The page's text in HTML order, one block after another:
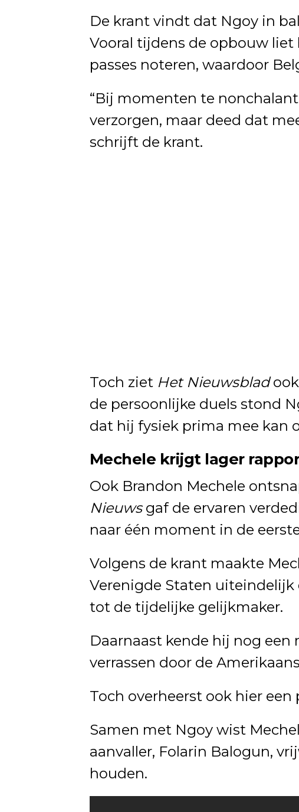
De krant vindt dat Ngoy in
Vooral tijdens de opbouw
passes noteren, waardoor
“Bij momenten te
verzorgen, maar deed dat
schrijft de krant.
Toch ziet Het Nieuwsbladook
de persoonlijke duels stond
dat hij fysiek prima mee kan
Mechele krijgt lager
Ook Brandon Mechele
Nieuwsgaf de ervaren
naar één moment in de
Volgens de krant maakte
Verenigde Staten
tot de tijdelijke gelijkmaker.
Daarnaast kende hij nog
verrassen door de
Toch overheerst ook hier een
Samen met Ngoy wist
aanvaller, Folarin Balogun,
houden.